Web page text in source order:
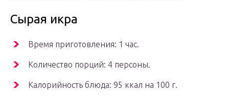
Сырая икра­
Время приготовления: 1 час.
Количество порций: 4 персоны.
Калорийность блюда: 95 ккал на 100 г.